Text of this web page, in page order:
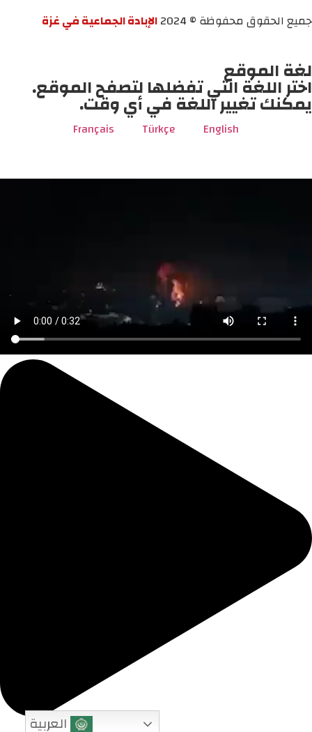
جميع الحقوق محفوظة © 2024
الإبادة الجماعية في غزة
لغة الموقع
اختر اللغة التي تفضلها لتصفح الموقع.
يمكنك تغيير اللغة في أي وقت.
English
Türkçe
Français
العربية